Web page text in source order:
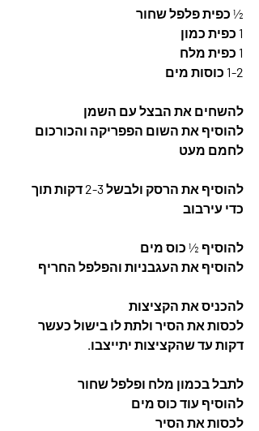
½ כפית פלפל שחור
1 כפית כמון
1 כפית מלח
1-2 כוסות מים
להשחים את הבצל עם השמן
להוסיף את השום הפפריקה והכורכום
לחמם מעט
להוסיף את הרסק ולבשל 2-3 דקות תוך
כדי עירבוב
להוסיף ½ כוס מים
להוסיף את העגבניות והפלפל החריף
להכניס את הקציצות
לכסות את הסיר ולתת לו בישול כעשר
דקות עד שהקציצות יתייצבו.
לתבל בכמון מלח ופלפל שחור
להוסיף עוד כוס מים
לכסות את הסיר